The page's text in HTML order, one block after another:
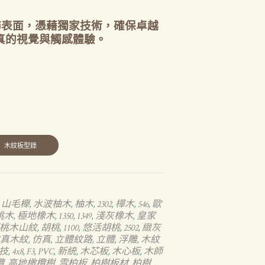
面，憑藉獨家技術，確保卓越
視覺與觸感體驗。
山毛櫸, 水波柚木, 柚木,2302, 樺木, 546, 歐
木, 極地橡木, 1350, 1349, 淺灰橡木, 皇家
木山紋, 胡桃, 1100, 悠活胡桃,2502,緻灰
木紋, 仿真, 立體紋路, 立體, 浮雕, 木紋
, 4x8,F3,PVC, 新統, 木芯板, 木心板, 木師